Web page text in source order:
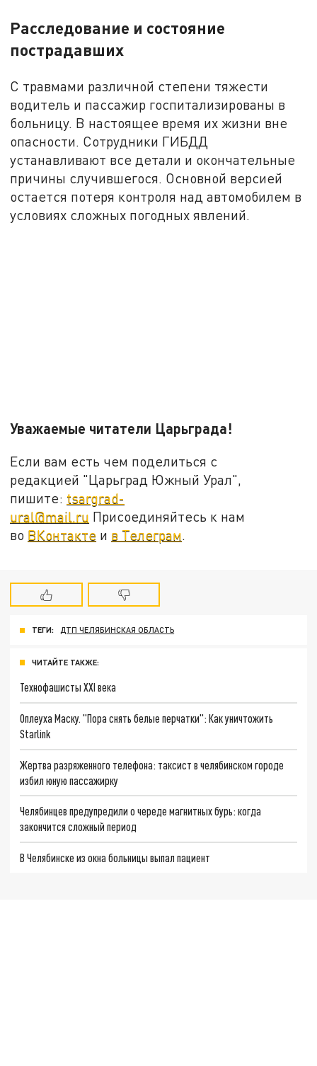
Расследование и состояние
пострадавших
С травмами различной степени тяжести
водитель и пассажир госпитализированы в
больницу. В настоящее время их жизни вне
опасности. Сотрудники ГИБДД
устанавливают все детали и окончательные
причины случившегося. Основной версией
остается потеря контроля над автомобилем в
условиях сложных погодных явлений.
Уважаемые читатели Царьграда!
Если вам есть чем поделиться с
редакцией "Царьград Южный Урал",
пишите: tsargrad-
ural@mail.ru Присоединяйтесь к нам
во ВКонтакте и в Телеграм.
ТЕГИ: ДТП ЧЕЛЯБИНСКАЯ ОБЛАСТЬ
ЧИТАЙТЕ ТАКЖЕ:
Технофашисты XXI века
Оплеуха Маску. "Пора снять белые перчатки": Как уничтожить
Starlink
Жертва разряженного телефона: таксист в челябинском городе
избил юную пассажирку
Челябинцев предупредили о череде магнитных бурь: когда
закончится сложный период
В Челябинске из окна больницы выпал пациент